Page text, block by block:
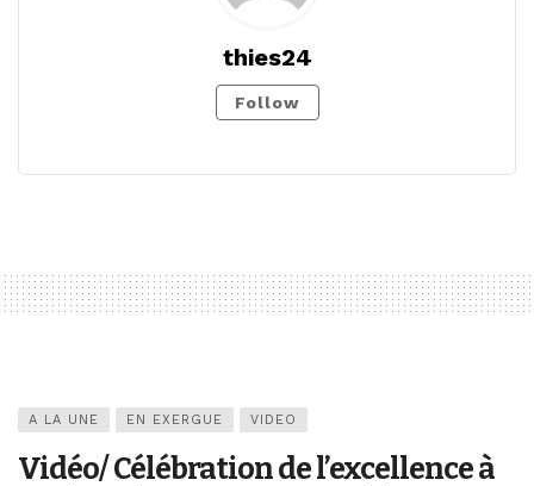
thies24
Follow
A LA UNE EN EXERGUE VIDEO
Vidéo/ Célébration de l’excellence à